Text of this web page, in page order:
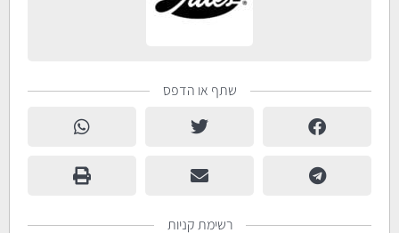
שתף או הדפס
רשימת קניות